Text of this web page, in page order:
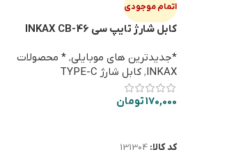
اتمام موجودی
کابل شارژ تایپ سی INKAX CB-46
*جدیدترین های موبایلی, * محصولات
INKAX
, کابل شارژ TYPE-C
170,000تومان
کد کالا: 131304